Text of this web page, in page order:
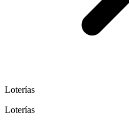
Loterías
Loterías